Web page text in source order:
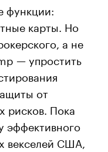
функции:
карты. Но
а не
— упростить
от
рисков. Пока
эффективного
векселей США,